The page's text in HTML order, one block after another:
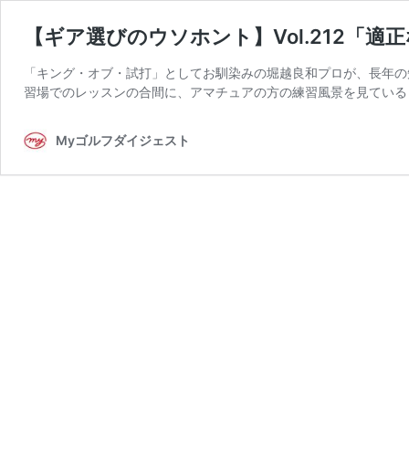
【ギア選びのウソホント】Vol.212「適
「キング・オブ・試打」としてお馴染みの堀越良和プロが、長
習場でのレッスンの合間に、アマチュアの方の練習風景を見てい
Myゴルフダイジェスト